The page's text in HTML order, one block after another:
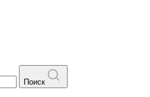
Поиск